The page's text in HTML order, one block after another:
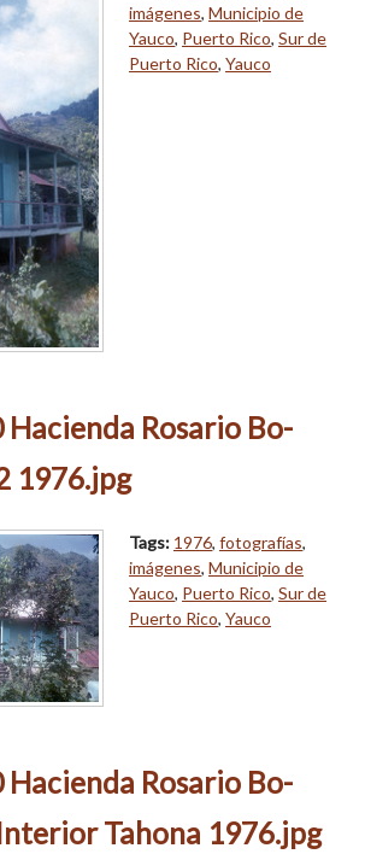
imágenes, Municipio de
Yauco, Puerto Rico, Sur de
Puerto Rico, Yauco
Hacienda Rosario Bo-
1976.jpg
Tags: 1976, fotografías,
imágenes, Municipio de
Yauco, Puerto Rico, Sur de
Puerto Rico, Yauco
Hacienda Rosario Bo-
Tahona 1976.jpg